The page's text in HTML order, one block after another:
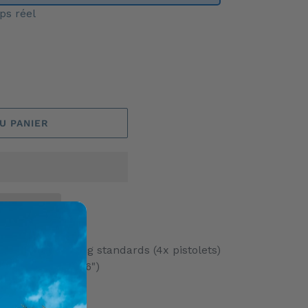
réel
PANIER
armes de poing standards (4x pistolets)
(2x revolvers 6")